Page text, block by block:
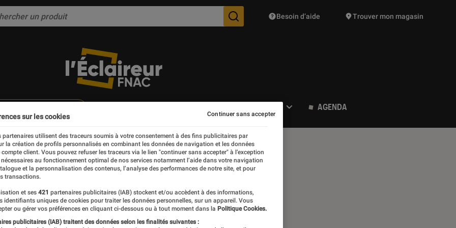
Des suggestions de produits vont vous être proposées
Besoin d’aide Trouver mon magasin
AGENDA
C.
cinéma sur Fnac.com
sur les cookies
partenaires utilisent des traceurs soumis à votre consentement à des fins publicitaires par
la création de profils personnalisés en combinant les données de navigation et les données
compte client. Vous pouvez refuser les traceurs via le lien "continuer sans accepter" à l’exception
au fonctionnement optimal de nos services notamment l’aide dans votre navigation
et la personnalisation des contenus, l’analyse des performances de notre site, et pour
transactions.
et ses 421 partenaires publicitaires (IAB) stockent et/ou accèdent à des informations,
identifiants uniques de cookies pour traiter les données personnelles, sur un appareil. Vous
ou gérer vos préférences en cliquant ci-dessous ou à tout moment dans la Politique Cookies.
publicitaires (IAB) traitent des données selon les finalités suivantes :
Continuer sans accepter